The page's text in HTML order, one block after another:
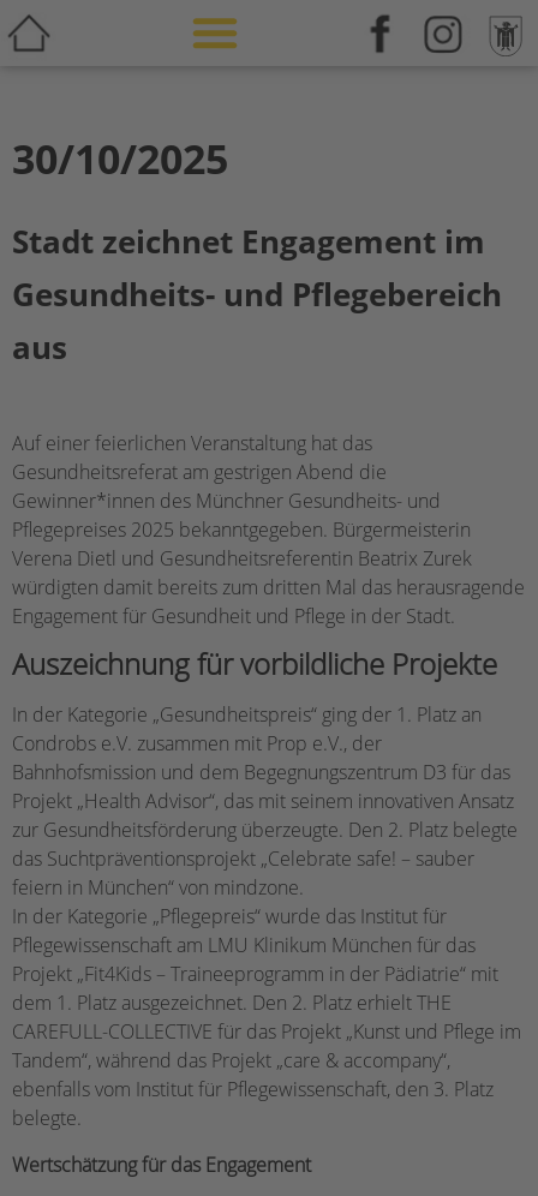
Stadt zeichnet Engagement im
Gesundheits- und Pflegebereich
aus
30/10/2025
Auf einer feierlichen Veranstaltung hat das
Gesundheitsreferat am gestrigen Abend die
Gewinner*innen des Münchner Gesundheits- und
Pflegepreises 2025 bekanntgegeben. Bürgermeisterin
Verena Dietl und Gesundheitsreferentin Beatrix Zurek
würdigten damit bereits zum dritten Mal das herausragende
Engagement für Gesundheit und Pflege in der Stadt.
Auszeichnung für vorbildliche Projekte
In der Kategorie „Gesundheitspreis“ ging der 1. Platz an
Condrobs e.V. zusammen mit Prop e.V., der
Bahnhofsmission und dem Begegnungszentrum D3 für das
Projekt „Health Advisor“, das mit seinem innovativen Ansatz
zur Gesundheitsförderung überzeugte. Den 2. Platz belegte
das Suchtpräventionsprojekt „Celebrate safe! – sauber
feiern in München“ von mindzone.
In der Kategorie „Pflegepreis“ wurde das Institut für
Pflegewissenschaft am LMU Klinikum München für das
Projekt „Fit4Kids – Traineeprogramm in der Pädiatrie“ mit
dem 1. Platz ausgezeichnet. Den 2. Platz erhielt THE
CAREFULL-COLLECTIVE für das Projekt „Kunst und Pflege im
Tandem“, während das Projekt „care & accompany“,
ebenfalls vom Institut für Pflegewissenschaft, den 3. Platz
belegte.
Wertschätzung für das Engagement